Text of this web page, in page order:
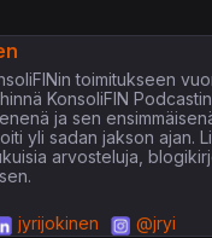
toimitukseen
KonsoliFIN Podcastin
ja sen
yli sadan jakson ajan.
arvosteluja,
jyrijokinen @jryi